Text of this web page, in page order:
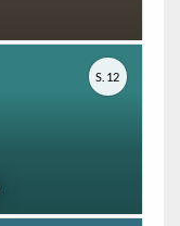
S. 12